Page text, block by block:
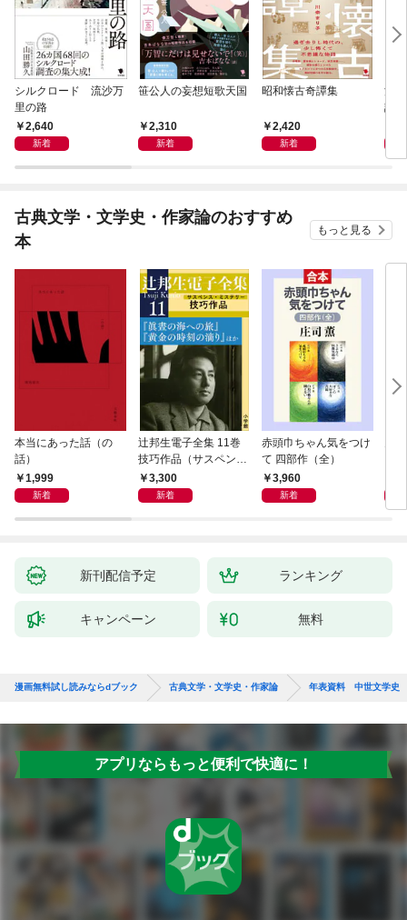
シルクロード 流沙万
里の路
2,640
新着
笹公人の妄想短歌天国
2,310
新着
昭和懐古奇譚集
2,420
新着
流
語
古典文学・文学史・作家論のおすすめ
本
もっと見る
本当にあった話（の
話）
1,999
新着
辻邦生電子全集 11巻
技巧作品（サスペン
ス・ミステリー） 『眞
晝の海への旅』『黄金
3,300
新着
赤頭巾ちゃん気をつけ
て 四部作（全）
3,960
新着
新刊配信予定 ランキング
キャンペーン 無料
漫画無料試し読みならdブック 古典文学・文学史・作家論 年表資料 中世文学史
アプリならもっと便利で快適に！